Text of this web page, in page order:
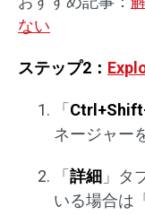
ない
ステップ2：
「
ネージャー
「 詳細 」タ
いる場合は「